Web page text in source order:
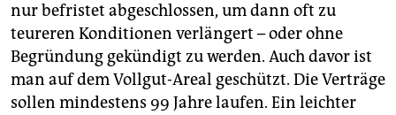
nur befristet abgeschlossen, um dann oft zu
teureren Konditionen verlängert – oder ohne
Begründung gekündigt zu werden. Auch davor ist
man auf dem Vollgut-Areal geschützt. Die Verträge
sollen mindestens 99 Jahre laufen. Ein leichter